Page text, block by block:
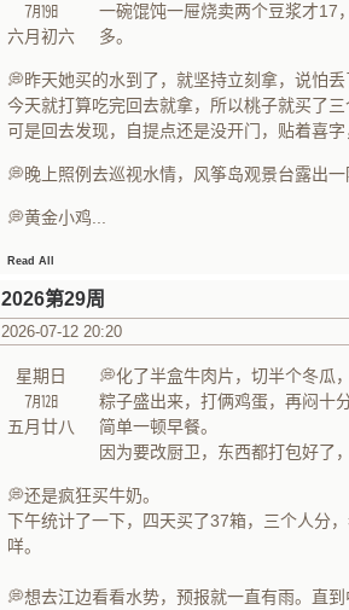
㋆㏲
六月初六
一碗馄饨一屉烧卖两个豆浆才17
多。
💭昨天她买的水到了，就坚持立刻拿，说怕丢
今天就打算吃完回去就拿，所以桃子就买了三
可是回去发现，自提点还是没开门，贴着喜字
💭晚上照例去巡视水情，风筝岛观景台露出一
💭黄金小鸡...
Read All
2026第29周
2026-07-12 20:20
星期日
㋆㏫
五月廿八
💭化了半盒牛肉片，切半个冬瓜
粽子盛出来，打俩鸡蛋，再闷十分
简单一顿早餐。
因为要改厨卫，东西都打包好了
💭还是疯狂买牛奶。
下午统计了一下，四天买了37箱，三个人分
咩。
💭想去江边看看水势，预报就一直有雨。直